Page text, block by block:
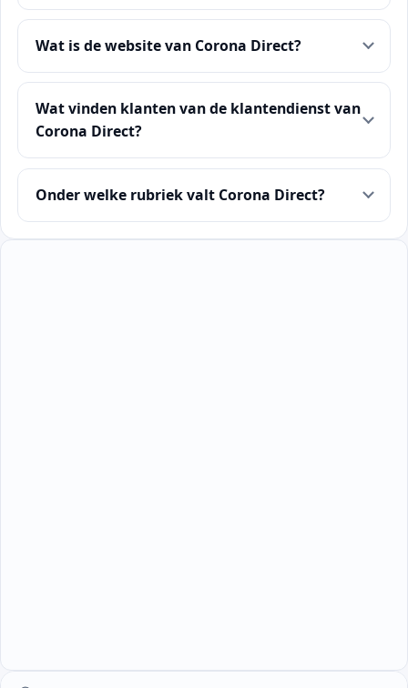
Wat is de website van Corona Direct?
Wat vinden klanten van de klantendienst van
Corona Direct?
Onder welke rubriek valt Corona Direct?